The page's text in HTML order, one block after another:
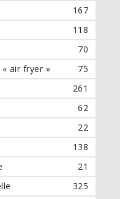
167
118
70
air fryer »
75
261
62
22
138
21
325